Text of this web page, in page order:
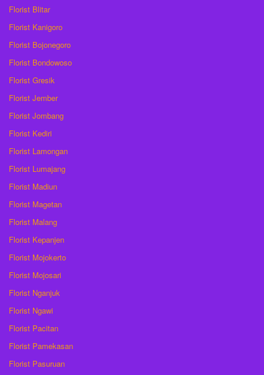
Florist Blitar
Florist Kanigoro
Florist Bojonegoro
Florist Bondowoso
Florist Gresik
Florist Jember
Florist Jombang
Florist Kediri
Florist Lamongan
Florist Lumajang
Florist Madiun
Florist Magetan
Florist Malang
Florist Kepanjen
Florist Mojokerto
Florist Mojosari
Florist Nganjuk
Florist Ngawi
Florist Pacitan
Florist Pamekasan
Florist Pasuruan